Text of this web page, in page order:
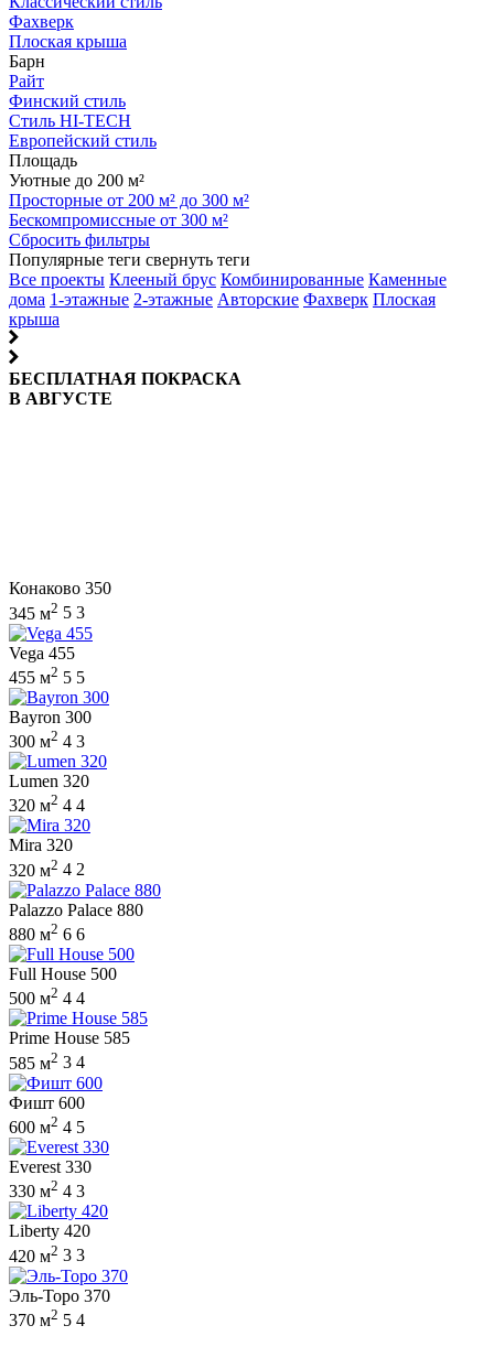
Фахверк
Плоская крыша
Барн
Райт
Финский стиль
Стиль HI-TECH
Европейский стиль
Площадь
Уютные до 200 м²
Просторные от 200 м² до 300 м²
Бескомпромиссные от 300 м²
Сбросить фильтры
Популярные теги свернуть теги
Все проекты Клееный брус Комбинированные Каменные
дома 1-этажные 2-этажные Авторские Фахверк Плоская
крыша
БЕСПЛАТНАЯ ПОКРАСКА
В АВГУСТЕ
Конаково 350
345 м2 5 3
Vega 455
455 м2 5 5
Bayron 300
300 м2 4 3
Lumen 320
320 м2 4 4
Mira 320
320 м2 4 2
Palazzo Palace 880
880 м2 6 6
Full House 500
500 м2 4 4
Prime House 585
585 м2 3 4
Фишт 600
600 м2 4 5
Everest 330
330 м2 4 3
Liberty 420
420 м2 3 3
Эль-Торо 370
370 м2 5 4